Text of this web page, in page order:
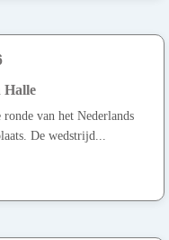
Halle
van het Nederlands
De wedstrijd...